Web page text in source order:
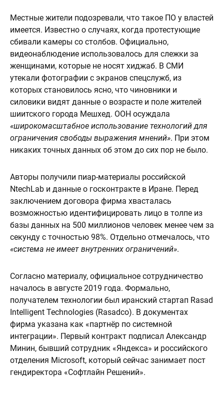
Местные жители подозревали, что такое ПО у властей
имеется. Известно о случаях, когда протестующие
сбивали камеры со столбов. Официально,
видеонаблюдение использовалось для слежки за
женщинами, которые не носят хиджаб. В СМИ
утекали фотографии с экранов спецслужб, из
которых становилось ясно, что чиновники и
силовики видят данные о возрасте и поле жителей
шиитского города Мешхед. ООН осуждала
«широкомасштабное использование технологий для
ограничения свободы выражения мнений». При этом
никаких точных данных об этом до сих пор не было.
Авторы получили пиар-материалы российской
NtechLab и данные о госконтракте в Иране. Перед
заключением договора фирма хвасталась
возможностью идентифицировать лицо в толпе из
базы данных на 500 миллионов человек менее чем за
секунду с точностью 98%. Отдельно отмечалось, что
«система не имеет внутренних ограничений».
Согласно материалу, официальное сотрудничество
началось в августе 2019 года. Формально,
получателем технологии был иранский стартап Rasad
Intelligent Technologies (Rasadco). В документах
фирма указана как «партнёр по системной
интеграции». Первый контракт подписал Александр
Минин, бывший сотрудник «Яндекса» и российского
отделения Microsoft, который сейчас занимает пост
гендиректора «Софтлайн Решений».